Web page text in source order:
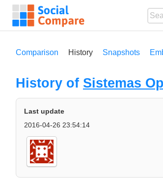
Comparison History Snapshots
History of Sistemas
Last update
2016-04-26 23:54:14